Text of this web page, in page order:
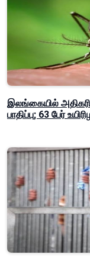
இலங்கையில்
பாதிப்பு; 63 பேர்